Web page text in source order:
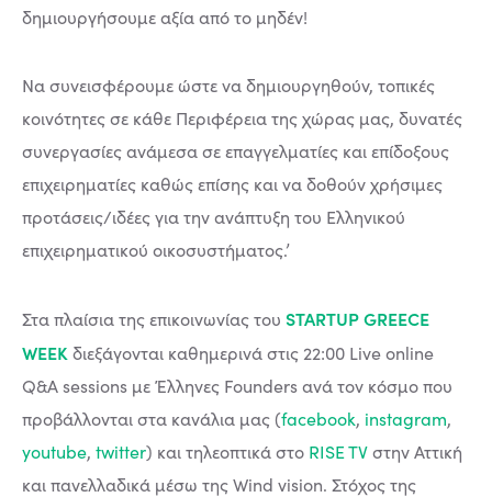
δημιουργήσουμε αξία από το μηδέν!
Να συνεισφέρουμε ώστε να δημιουργηθούν, τοπικές
κοινότητες σε κάθε Περιφέρεια της χώρας μας, δυνατές
συνεργασίες ανάμεσα σε επαγγελματίες και επίδοξους
επιχειρηματίες καθώς επίσης και να δοθούν χρήσιμες
προτάσεις/ιδέες για την ανάπτυξη του Ελληνικού
επιχειρηματικού οικοσυστήματος.’
Στα πλαίσια της επικοινωνίας του STARTUP GREECE
WEEK διεξάγονται καθημερινά στις 22:00 Live online
Q&A sessions με Έλληνες Founders ανά τον κόσμο που
προβάλλονται στα κανάλια μας (facebook, instagram,
youtube, twitter) και τηλεοπτικά στο RISE TVστην Αττική
και πανελλαδικά μέσω της Wind vision. Στόχος της